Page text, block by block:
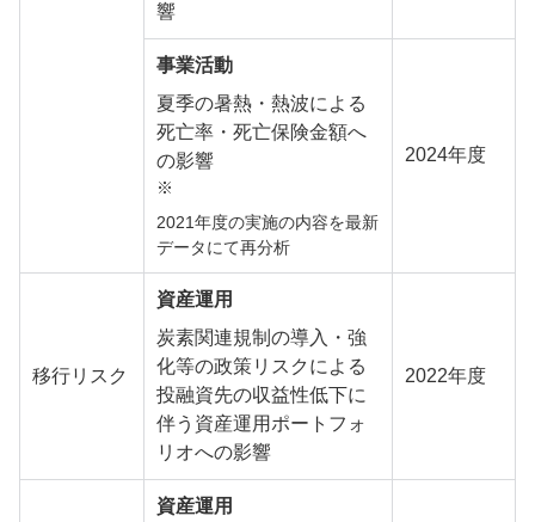
響
事業活動
夏季の暑熱・熱波による
死亡率・死亡保険金額へ
の影響
※
2021年度の実施の内容を最新
データにて再分析
2024年度
移行リスク
資産運用
炭素関連規制の導入・強
化等の政策リスクによる
投融資先の収益性低下に
伴う資産運用ポートフォ
リオへの影響
2022年度
資産運用